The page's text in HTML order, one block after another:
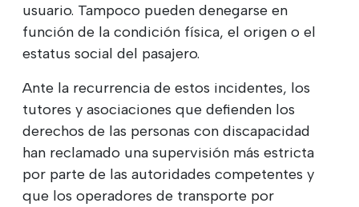
usuario. Tampoco pueden denegarse en
función de la condición física, el origen o el
estatus social del pasajero.
Ante la recurrencia de estos incidentes, los
tutores y asociaciones que defienden los
derechos de las personas con discapacidad
han reclamado una supervisión más estricta
por parte de las autoridades competentes y
que los operadores de transporte por